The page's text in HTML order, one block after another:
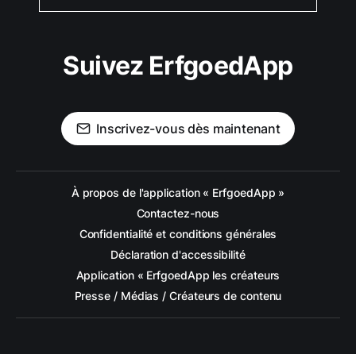
Suivez ErfgoedApp
Inscrivez-vous dès maintenant
À propos de l'application « ErfgoedApp »
Contactez-nous
Confidentialité et conditions générales
Déclaration d'accessibilité
Application « ErfgoedApp les créateurs
Presse / Médias / Créateurs de contenu